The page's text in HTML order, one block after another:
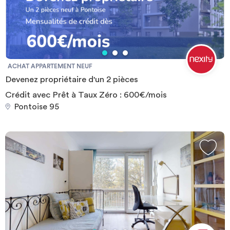
sur place (abonnement illimité en sus) Proche de la résidence : -
Commerces (centre commercial des 3 fontaines) patinoire,
théâtre, musée. Ecoles et transports à proximité : - A pied : 4 mn
de l'ESSEC, 8 mn de l'IPSL, 12 mn de l'UCP et EISTI 14 mn de
l'ENS ILEPS à 700 mètres - et INSPE à 600 mètres À 750 mètres
de la gare Cergy préfecture - à 400 mètres Tram RER A - à 600
ACHAT APPARTEMENT NEUF
Devenez propriétaire d'un 2 pièces
Crédit avec Prêt à Taux Zéro : 600€/mois
Pontoise 95